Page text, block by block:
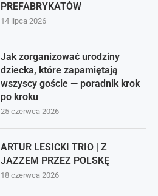
PREFABRYKATÓW
14 lipca 2026
Jak zorganizować urodziny
dziecka, które zapamiętają
wszyscy goście — poradnik krok
po kroku
25 czerwca 2026
ARTUR LESICKI TRIO | Z
JAZZEM PRZEZ POLSKĘ
18 czerwca 2026